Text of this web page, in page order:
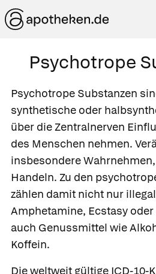
Psychotrope
Psychotrope Substanzen
synthetische oder
über die Zentralnerven
des Menschen nehmen.
insbesondere
Handeln. Zu den
zählen damit nicht nur
Amphetamine, Ecstasy
auch Genussmittel wie
Koffein.
Die weltweit gültige ICD-10-